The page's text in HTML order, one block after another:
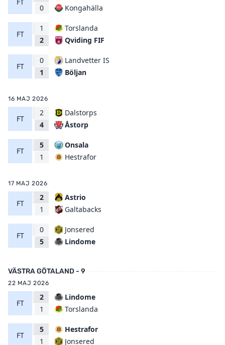
0
Kongahälla
FT
1
2
Torslanda
Qviding FIF
FT
0
1
Landvetter IS
Böljan
16 MAJ 2026
FT
2
4
Dalstorps
Åstorp
FT
5
1
Onsala
Hestrafor
17 MAJ 2026
FT
2
1
Astrio
Galtabacks
FT
0
5
Jonsered
Lindome
VÄSTRA GÖTALAND - 9
22 MAJ 2026
FT
2
1
Lindome
Torslanda
FT
5
1
Hestrafor
Jonsered